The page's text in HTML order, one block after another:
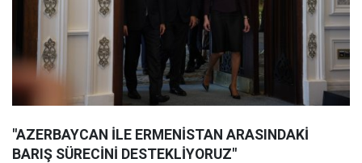
"AZERBAYCAN İLE ERMENİSTAN ARASINDAKİ
BARIŞ SÜRECİNİ DESTEKLİYORUZ"